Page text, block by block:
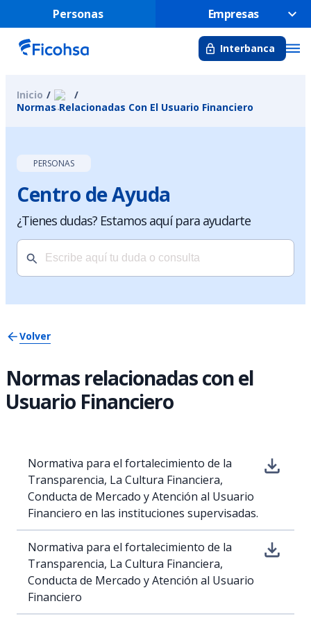
Personas Empresas
Interbanca
Inicio
Normas Relacionadas Con El Usuario Financiero
PERSONAS
Centro de Ayuda
¿Tienes dudas? Estamos aquí para ayudarte
Volver
Normas relacionadas con el
Usuario Financiero
Normativa para el fortalecimiento de la
Transparencia, La Cultura Financiera,
Conducta de Mercado y Atención al Usuario
Financiero en las instituciones supervisadas.
Normativa para el fortalecimiento de la
Transparencia, La Cultura Financiera,
Conducta de Mercado y Atención al Usuario
Financiero